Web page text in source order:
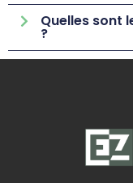
Quelles sont
?